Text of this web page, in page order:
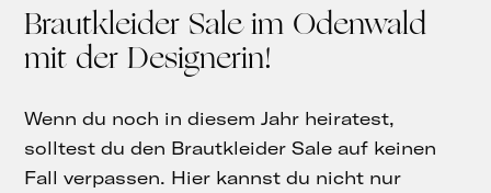
Brautkleider Sale im Odenwald
mit der Designerin!
Wenn du noch in diesem Jahr heiratest,
solltest du den Brautkleider Sale auf keinen
Fall verpassen. Hier kannst du nicht nur